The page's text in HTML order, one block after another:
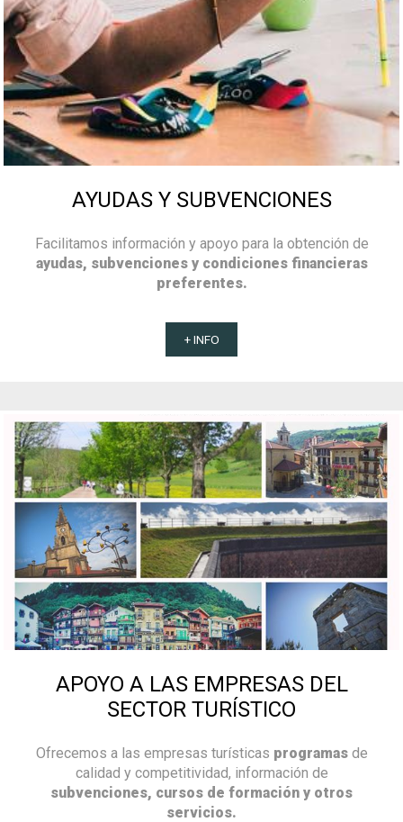
AYUDAS Y SUBVENCIONES
Facilitamos información y apoyo para la obtención de
ayudas, subvenciones y condiciones financieras
preferentes.
+ INFO
APOYO A LAS EMPRESAS DEL
SECTOR TURÍSTICO
Ofrecemos a las empresas turísticas programas de
calidad y competitividad, información de
subvenciones, cursos de formación y otros
servicios.